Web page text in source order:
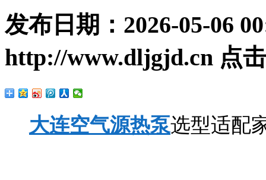
发布日期： 2026-05-06
http://www.dljgjd.cn 点
大连空气源热泵选型适配